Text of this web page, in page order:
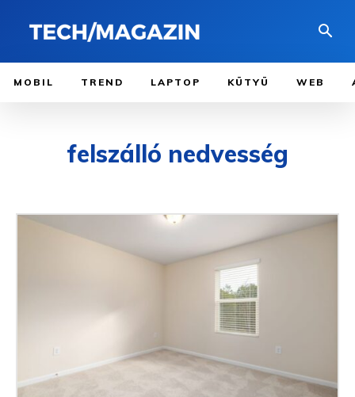
MOBIL TREND LAPTOP KÜTYÜ WEB
felszálló nedvesség